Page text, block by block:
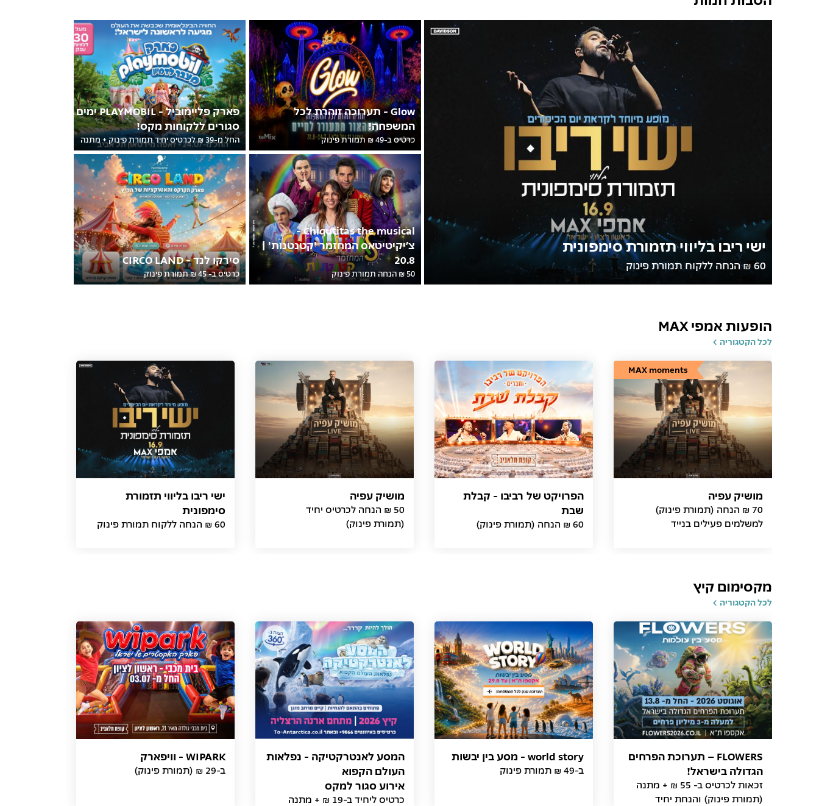
ישי ריבו בליווי תזמורת סימפונית
60 ₪ הנחה ללקוח תמורת פינוק
Glow - תערוכה זוהרת לכל
המשפחה!
כרטיס ב-49 ₪ תמורת פינוק
פארק פליימוביל - PLAYMOBIL ימים
סגורים ללקוחות מקס!
החל מ-39 ₪ לכרטיס יחיד תמורת פינוק + מתנה
Chiqutitas the musical -
צ’יקיטיטאס המחזמר 'קטנטנות' |
20.8
50 ₪ הנחה תמורת פינוק
סירקו לנד - CIRCO LAND
כרטיס ב- 45 ₪ תמורת פינוק
הופעות אמפי MAX
לכל הקטגוריה
מושיק עפיה
70 ₪ הנחה (תמורת פינוק)
למשלמים פעילים בנייד
MAX moments
הפרויקט של רביבו - קבלת
שבת
60 ₪ הנחה (תמורת פינוק)
מושיק עפיה
(תמורת פינוק)
ישי ריבו בליווי תזמורת
סימפונית
60 ₪ הנחה ללקוח תמורת פינוק
מקסימום קיץ
לכל הקטגוריה
FLOWERS – תערוכת הפרחים
הגדולה בישראל!
זכאות לכרטיס ב- 55 ₪ + מתנה
(תמורת פינוק) והנחת יחיד
world story - מסע בין יבשות
ב-49 ₪ תמורת פינוק
המסע לאנטרקטיקה - נפלאות
אירוע סגור למקס
כרטיס ליחיד ב-19 ₪ + מתנה
WIPARK - וויפארק
ב-29 ₪ (תמורת פינוק)